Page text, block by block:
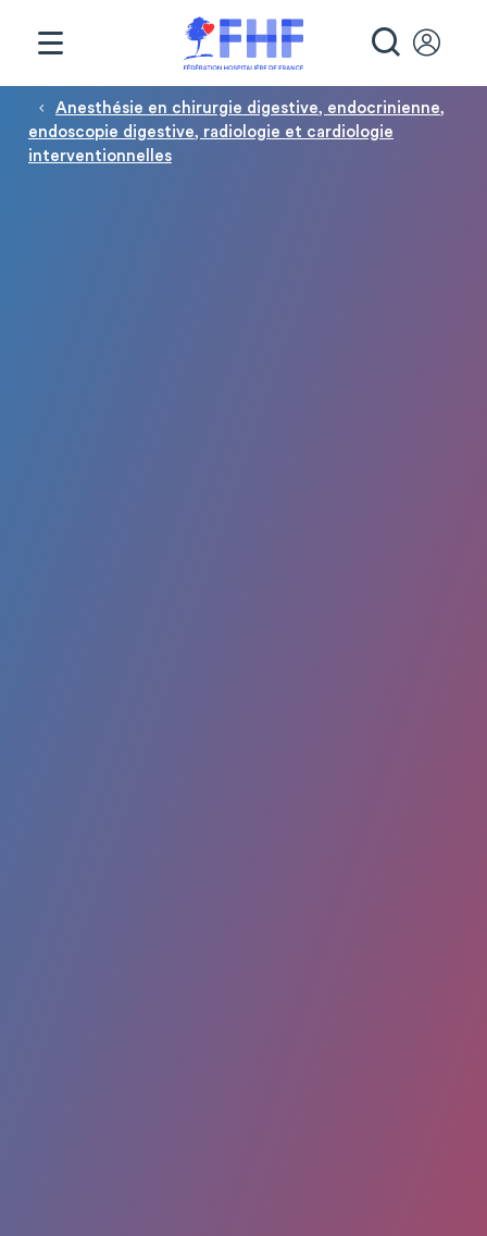
Fil d'Ariane
Anesthésie en chirurgie digestive, endocrinienne,
endoscopie digestive, radiologie et cardiologie
interventionnelles
Panneau de gestion des cookies